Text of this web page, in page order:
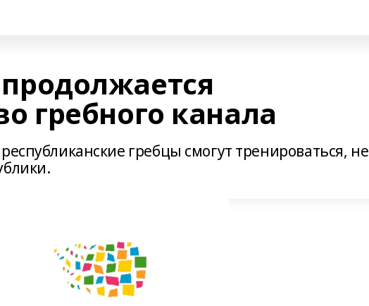
гребного канала
гребцы смогут тренироваться, не